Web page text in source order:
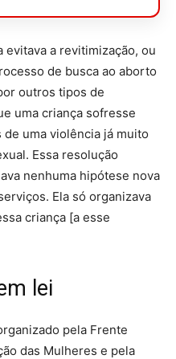
evitava a revitimização, ou
de busca ao aborto
outros tipos de
uma criança sofresse
uma violência já muito
Essa resolução
nenhuma hipótese nova
Ela só organizava
criança [a esse
lei
pela Frente
das Mulheres e pela